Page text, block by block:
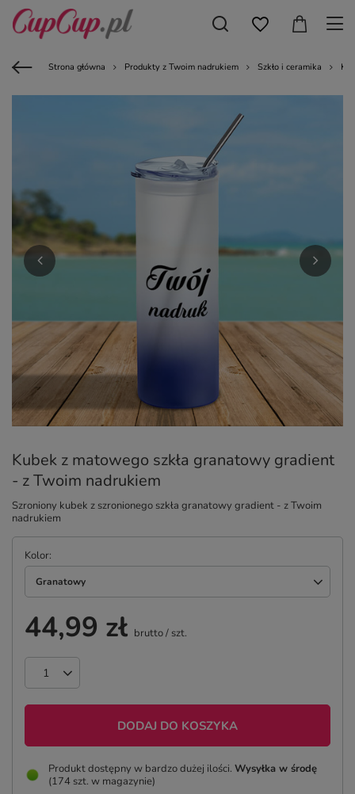
Strona główna Produkty z Twoim nadrukiem Szkło i ceramika
Kubek z matowego szkła granatowy gradient
- z Twoim nadrukiem
Szroniony kubek z szronionego szkła granatowy gradient - z Twoim
nadrukiem
Kolor
Granatowy
44,99 zł brutto/ szt.
DODAJ DO KOSZYKA
Produkt dostępny w bardzo dużej ilości Wysyłka w środę
(174 szt. w magazynie)